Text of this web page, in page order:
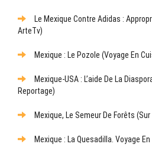
Le Mexique Contre Adidas :
ArteTv)
Mexique : Le Pozole (Voyage En
Mexique-USA : L’aide De La
Reportage)
Mexique, Le Semeur De Forêts (sur
Mexique : La Quesadilla. Voyage